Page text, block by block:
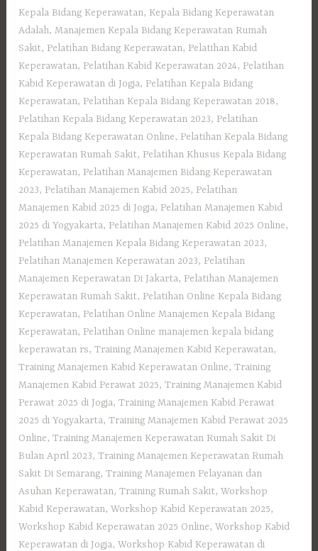
Kepala Bidang Keperawatan, Kepala Bidang Keperawatan
Adalah,Manajemen Kepala Bidang Keperawatan Rumah
Sakit, Pelatihan Bidang Keperawatan, Pelatihan Kabid
Keperawatan, Pelatihan Kabid Keperawatan 2024, Pelatihan
Kabid Keperawatan di Jogja, Pelatihan Kepala Bidang
Keperawatan, Pelatihan Kepala Bidang Keperawatan 2018,
Pelatihan Kepala Bidang Keperawatan 2023, Pelatihan
Kepala Bidang Keperawatan Online, Pelatihan Kepala Bidang
Keperawatan Rumah Sakit, Pelatihan Khusus Kepala Bidang
Keperawatan, Pelatihan Manajemen Bidang Keperawatan
2023, Pelatihan Manajemen Kabid 2025, Pelatihan
Manajemen Kabid 2025 di Jogja, Pelatihan Manajemen Kabid
2025 di Yogyakarta, Pelatihan Manajemen Kabid 2025 Online,
Pelatihan Manajemen Kepala Bidang Keperawatan 2023,
Pelatihan Manajemen Keperawatan 2023, Pelatihan
Manajemen Keperawatan Di Jakarta, Pelatihan Manajemen
Keperawatan Rumah Sakit, Pelatihan Online Kepala Bidang
Keperawatan, Pelatihan Online Manajemen Kepala Bidang
Keperawatan, Pelatihan Online manajemen kepala bidang
keperawatan rs,Training Manajemen Kabid Keperawatan,
Training Manajemen Kabid Keperawatan Online,Training
Manajemen Kabid Perawat 2025,Training Manajemen Kabid
Perawat 2025 di Jogja,Training Manajemen Kabid Perawat
2025 di Yogyakarta,Training Manajemen Kabid Perawat 2025
Online,Training Manajemen Keperawatan Rumah Sakit Di
Bulan April 2023,Training Manajemen Keperawatan Rumah
Sakit Di Semarang,Training Manajemen Pelayanan dan
Asuhan Keperawatan,Training Rumah Sakit,Workshop
Kabid Keperawatan,Workshop Kabid Keperawatan 2025,
Workshop Kabid Keperawatan 2025 Online,Workshop Kabid
Keperawatan di Jogja,Workshop Kabid Keperawatan di